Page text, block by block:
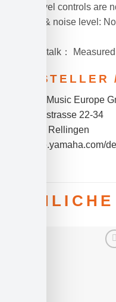
All level controls are
Hum & noise level:
Crosstalk：
Yamaha Music Europe
Siemensstrasse 22-34
D-25462 Rellingen
https://de.yamaha.com/